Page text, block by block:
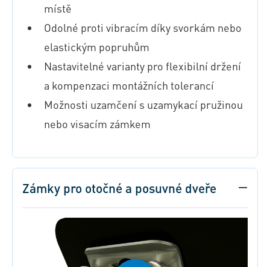
místě
Odolné proti vibracím díky svorkám nebo
elastickým popruhům
Nastavitelné varianty pro flexibilní držení
a kompenzaci montážních tolerancí
Možnosti uzamčení s uzamykací pružinou
nebo visacím zámkem
Zámky pro otočné a posuvné dveře